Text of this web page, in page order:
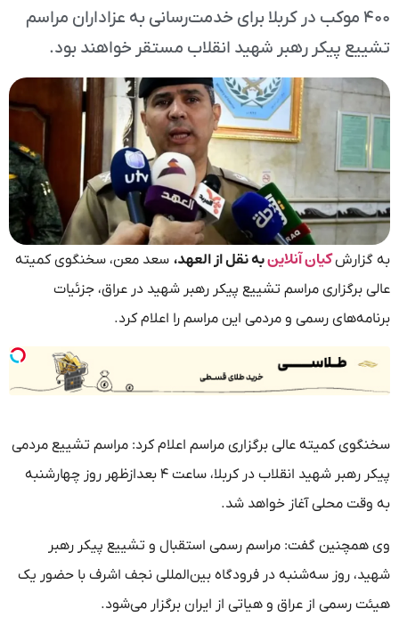
۴۰۰ موکب در کربلا برای خدمت‌رسانی به عزاداران مراسم
تشییع پیکر رهبر شهید انقلاب مستقر خواهند بود.
به گزارشکیان آنلاینبه نقل از العهد، سعد معن، سخنگوی کمیته
عالی برگزاری مراسم تشییع پیکر رهبر شهید در عراق، جزئیات
برنامه‌های رسمی و مردمی این مراسم را اعلام کرد.
سخنگوی کمیته عالی برگزاری مراسم اعلام کرد: مراسم تشییع مردمی
پیکر رهبر شهید انقلاب در کربلا، ساعت ۴ بعدازظهر روز چهارشنبه
به وقت محلی آغاز خواهد شد.
وی همچنین گفت: مراسم رسمی استقبال و تشییع پیکر رهبر
شهید، روز سه‌شنبه در فرودگاه بین‌المللی نجف اشرف با حضور یک
هیئت رسمی از عراق و هیاتی از ایران برگزار می‌شود.